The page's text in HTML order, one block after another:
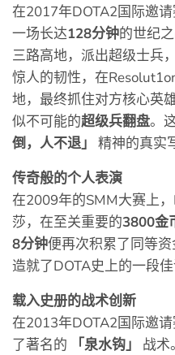
在2017年DOTA2国际邀
一场长达128分钟的世纪
三路高地，派出超级士兵
惊人的韧性，在
地，最终抓住对方核心英
似不可能的超级兵翻盘。
倒，人不退」
精神的真实
传奇般的个人表演
在2009年的SMM大赛上
莎，在至关重要的3800金
8分钟便再次积累了同等资
造就了DOTA史上的一段佳
载入史册的战术创新
在2013年DOTA2国际邀
了著名的
「泉水钩」
战术